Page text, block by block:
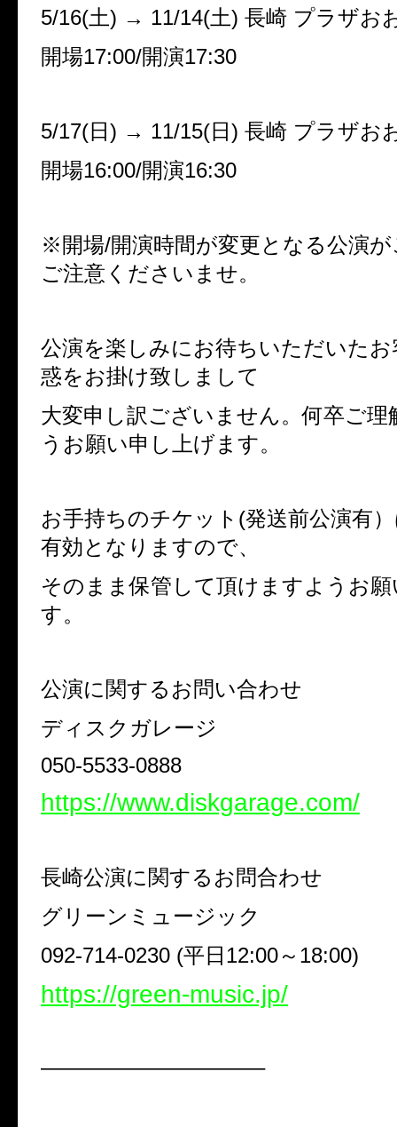
5/16(土) → 11/14(土) 長崎 プラザお
開場17:00/開演17:30
5/17(日 ) → 11/15(日 ) 長崎 プラザ
開場16:00/開演16:30
※開場/開演時間が変更となる公演
ご注意くださいませ。
公演を楽しみにお待ちいただいた
惑をお掛け致しまして
大変申し訳ございません。何卒ご理
うお願い申し上げます。
お手持ちのチケット (発送前公演有
有効となりますので、
そのまま保管して頂けますようお
す。
公演に関するお問い合わせ
ディスクガレージ
050-5533-0888
https://www.diskgarage.com/
長崎公演に関するお問合わせ
グリーンミュージック
092-714-0230 (平日 12:00～ 18:00)
https://green-music.jp/
——————————–